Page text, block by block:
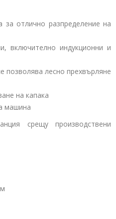
за отлично разпределение на
включително индукционни и
позволява лесно прехвърляне
на капака
машина
срещу производствени